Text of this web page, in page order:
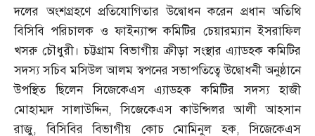
দলের অংশগ্রহণে প্রতিযোগিতার উদ্বোধন করেন প্রধান অতিথি
বিসিবি পরিচালক ও ফাইন্যান্স কমিটির চেয়ারম্যান ইসরাফিল
খসরু চৌধুরী। চট্টগ্রাম বিভাগীয় ক্রীড়া সংস্থার এ্যাডহক কমিটির
সদস্য সচিব মসিউল আলম স্বপনের সভাপতিত্বে উদ্বোধনী অনুষ্ঠানে
উপস্থিত ছিলেন সিজেকেএস এ্যাডহক কমিটির সদস্য হাজী
মোহাম্মদ সালাউদ্দিন,সিজেকেএস কাউন্সিলর আলী আহসান
রাজু,বিসিবির বিভাগীয় কোচ মোমিনুল হক,সিজেকেএস